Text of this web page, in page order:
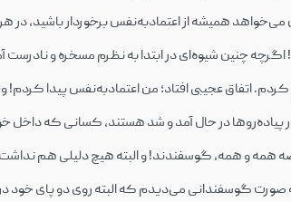
می‌خواهد همیشه از اعتمادبه‌نفس برخوردار باشید،
چنین شیوه‌ای در ابتدا به نظرم مسخره و
اتفاق عجیبی افتاد؛ من اعتمادبه‌نفس پیدا کردم!
همه و همه، گوسفندند! و البته هیچ دلیلی هم
صورت گوسفندانی می‌دیدم که البته روی دو پای خود